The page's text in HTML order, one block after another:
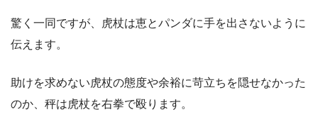
驚く一同ですが、虎杖は恵とパンダに手を出さないように
伝えます。
助けを求めない虎杖の態度や余裕に苛立ちを隠せなかった
のか、秤は虎杖を右拳で殴ります。